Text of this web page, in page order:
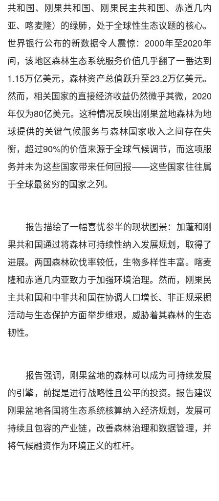
共和国、刚果共和国、刚果民主共和国、赤道几内
亚、喀麦隆）的绿肺，处于全球性生态议题的核心。
世界银行公布的新数据令人震惊：2000年至2020年
间，该地区森林生态系统服务价值几乎翻了一番达到
1.15万亿美元， 森林资产总值跃升至23.2万亿美元。
然而，相关国家的直接经济收益仍然微乎其微， 2020
年仅为80亿美元。这种情况反映出刚果盆地森林为地
球提供的关键气候服务与森林国家收入之间存在失
衡， 超过90%的价值来源于全球气候调节，而这项服
务并未为这些国家带来任何回报——这些国家往往属
于全球最贫穷的国家之列。
报告描绘了一幅喜忧参半的现状图景： 加蓬和刚
果共和国通过将森林可持续性纳入发展规划，取得了
进展。两国森林砍伐率较低，生物多样性丰富。喀麦
隆和赤道几内亚致力于加强环境治理。然而，刚果民
主共和国和中非共和国在协调人口增长、非正规采掘
活动与生态保护方面举步维艰，威胁着其森林的生态
韧性。
报告强调，刚果盆地的森林可以成为可持续发展
的引擎，前提是进行战略性且公平的投资。报告建议
刚果盆地各国将生态系统核算纳入经济规划，发展可
持续且包容的产业链，改善森林治理和数据管理，并
将气候融资作为环境正义的杠杆。